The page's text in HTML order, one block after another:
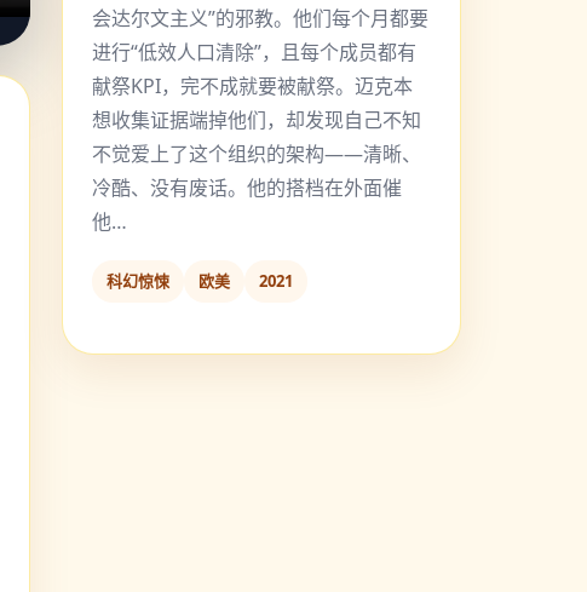
会达尔文主义”的邪教。他们每个月都要
进行“低效人口清除”，且每个成员都有
献祭KPI，完不成就要被献祭。迈克本
想收集证据端掉他们，却发现自己不知
不觉爱上了这个组织的架构——清晰、
冷酷、没有废话。他的搭档在外面催
他…
科幻惊悚 欧美 2021